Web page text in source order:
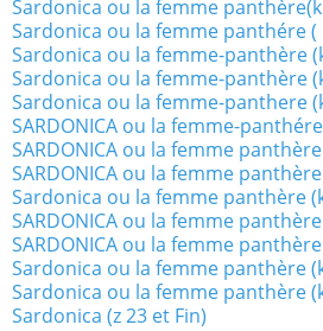
Sardonica ou la femme panthère(k
Sardonica ou la femme panthére (
Sardonica ou la femme-panthère
Sardonica ou la femme-panthère
Sardonica ou la femme-panthere
SARDONICA ou la femme-
SARDONICA ou la femme
SARDONICA ou la femme
Sardonica ou la femme panthère
SARDONICA ou la femme
SARDONICA ou la femme
Sardonica ou la femme panthère
Sardonica ou la femme panthère
Sardonica (z 23 et Fin)